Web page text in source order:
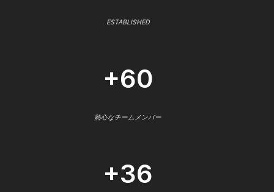
ESTABLISHED
+60
熱心なチームメンバー
+36